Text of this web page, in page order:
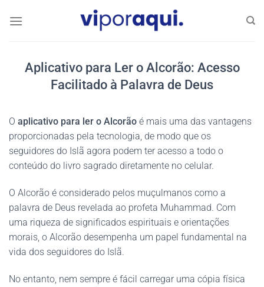
Aplicativo para Ler o Alcorão: Acesso
Facilitado à Palavra de Deus
O aplicativo para ler o Alcorão é mais uma das vantagens
proporcionadas pela tecnologia, de modo que os
seguidores do Islã agora podem ter acesso a todo o
conteúdo do livro sagrado diretamente no celular.
O Alcorão é considerado pelos muçulmanos como a
palavra de Deus revelada ao profeta Muhammad. Com
uma riqueza de significados espirituais e orientações
morais, o Alcorão desempenha um papel fundamental na
vida dos seguidores do Islã.
No entanto, nem sempre é fácil carregar uma cópia física